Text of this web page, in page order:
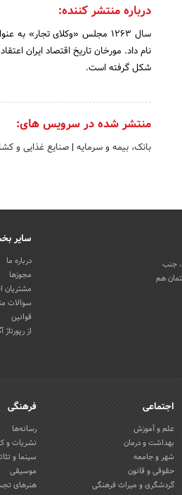
درباره منتشر کننده:
سال 1263 مجلس «وکلای تجار»
نام داد. مورخان تاریخ اقتصاد ایران
شکل گرفته است.
منتشر شده در سرویس های:
بانک، بیمه و سرمایه | صنایع غذایی و
جنب
هم
سایر
درباره ما
مجوزها
مشتریان
سوالات
قوانین
از
اجتماعی
علم و آموزش
بهداشت و درمان
شهر و جامعه
حقوقی و قانون
گردشگری و میراث فرهنگی
فرهنگی
رسانه‌ها
نشریات و
سینما و
موسیقی
هنرهای